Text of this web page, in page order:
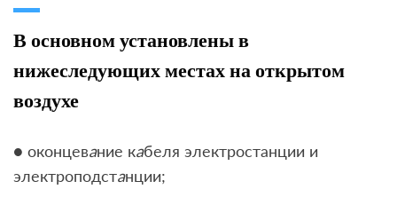
В основном установлены в
нижеследующих местах на открытом
воздухе
● оконцевание кабеля электростанции и
электроподстанции;